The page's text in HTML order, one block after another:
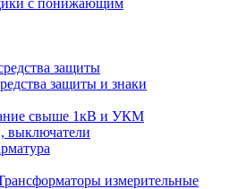
с понижающим
защиты
защиты и знаки
свыше 1кВ и УКМ
выключатели
измерительные